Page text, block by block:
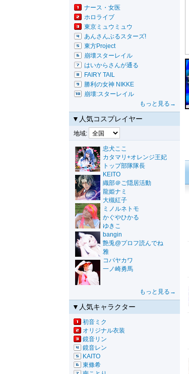
ナース・女医
ホロライブ
東京ミュウミュウ
あんさんぶるスターズ!
東方Project
崩壊スターレイル
はいからさんが通る
FAIRY TAIL
勝利の女神 NIKKE
崩壊:スターレイル
もっと見る→
▼人気コスプレイヤー
地域:
忠犬ここ
カタマリ+オレンジ王妃
トップ部隊隊長
KEITO
織部＠ご隠居活動
龍姫ナミ
大槻紅子
ミノルネトモ
かぐやひかる
ゆきこ
bangin
艶兎@プロフ読んでね
雅
コバヤカワ
一ノ崎勇馬
もっと見る→
▼人気キャラクター
初音ミク
オリジナル衣装
鏡音リン
鏡音レン
KAITO
東條希